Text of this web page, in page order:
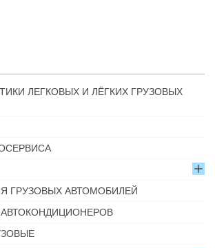
ЛЕГКОВЫХ И ЛЁГКИХ ГРУЗОВЫХ
ГРУЗОВЫХ АВТОМОБИЛЕЙ